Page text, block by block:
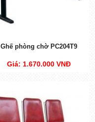
Ghế phòng chờ PC204T9
Giá: 1.670.000 VNĐ